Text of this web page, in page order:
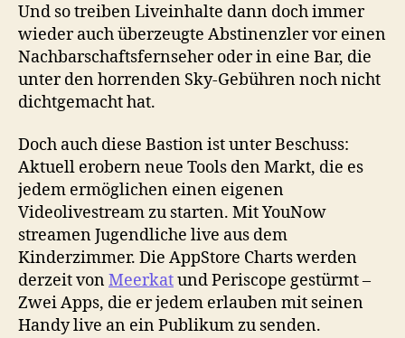
Und so treiben Liveinhalte dann doch immer
wieder auch überzeugte Abstinenzler vor einen
Nachbarschaftsfernseher oder in eine Bar, die
unter den horrenden Sky-Gebühren noch nicht
dichtgemacht hat.
Doch auch diese Bastion ist unter Beschuss:
Aktuell erobern neue Tools den Markt, die es
jedem ermöglichen einen eigenen
Videolivestream zu starten. Mit YouNow
streamen Jugendliche live aus dem
Kinderzimmer. Die AppStore Charts werden
derzeit vonMeerkatund Periscope gestürmt –
Zwei Apps, die er jedem erlauben mit seinen
Handy live an ein Publikum zu senden.